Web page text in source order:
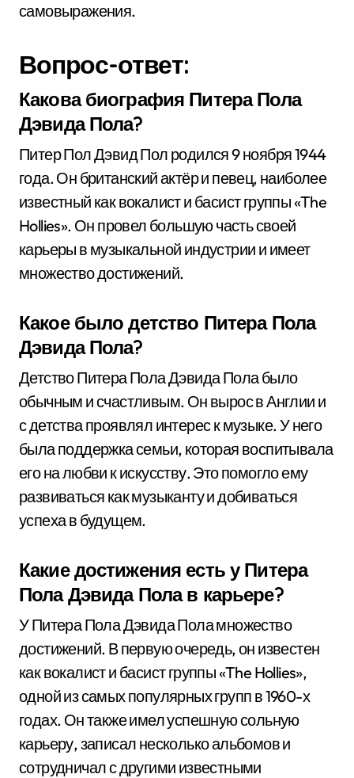
самовыражения.
Вопрос-ответ:
Какова биография Питера Пола
Дэвида Пола?
Питер Пол Дэвид Пол родился 9 ноября 1944
года. Он британский актёр и певец, наиболее
известный как вокалист и басист группы «The
Hollies». Он провел большую часть своей
карьеры в музыкальной индустрии и имеет
множество достижений.
Какое было детство Питера Пола
Дэвида Пола?
Детство Питера Пола Дэвида Пола было
обычным и счастливым. Он вырос в Англии и
с детства проявлял интерес к музыке. У него
была поддержка семьи, которая воспитывала
его на любви к искусству. Это помогло ему
развиваться как музыканту и добиваться
успеха в будущем.
Какие достижения есть у Питера
Пола Дэвида Пола в карьере?
У Питера Пола Дэвида Пола множество
достижений. В первую очередь, он известен
как вокалист и басист группы «The Hollies»,
одной из самых популярных групп в 1960-х
годах. Он также имел успешную сольную
карьеру, записал несколько альбомов и
сотрудничал с другими известными